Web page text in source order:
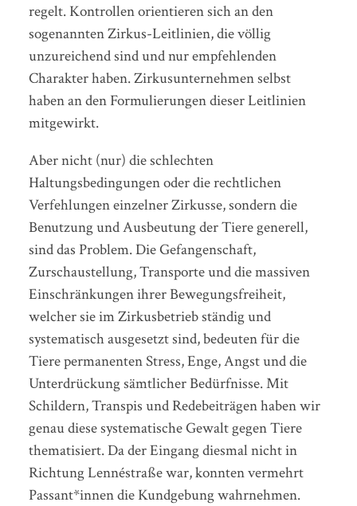
regelt. Kontrollen orientieren sich an den
sogenannten Zirkus-Leitlinien, die völlig
unzureichend sind und nur empfehlenden
Charakter haben. Zirkusunternehmen selbst
haben an den Formulierungen dieser Leitlinien
mitgewirkt.
Aber nicht (nur) die schlechten
Haltungsbedingungen oder die rechtlichen
Verfehlungen einzelner Zirkusse, sondern die
Benutzung und Ausbeutung der Tiere generell,
sind das Problem. Die Gefangenschaft,
Zurschaustellung, Transporte und die massiven
Einschränkungen ihrer Bewegungsfreiheit,
welcher sie im Zirkusbetrieb ständig und
systematisch ausgesetzt sind, bedeuten für die
Tiere permanenten Stress, Enge, Angst und die
Unterdrückung sämtlicher Bedürfnisse. Mit
Schildern, Transpis und Redebeiträgen haben wir
genau diese systematische Gewalt gegen Tiere
thematisiert. Da der Eingang diesmal nicht in
Richtung Lennéstraße war, konnten vermehrt
Passant*innen die Kundgebung wahrnehmen.